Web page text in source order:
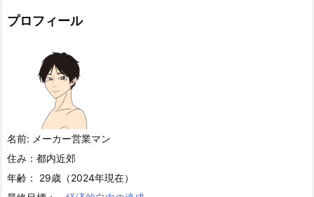
プロフィール
名前: メーカー営業マン
住み：都内近郊
年齢： 29歳（2024年現在）